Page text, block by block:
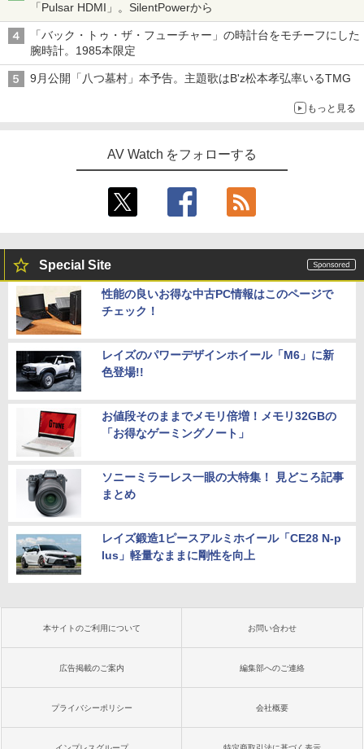
「Pulsar HDMI」。SilentPowerから
「バック・トゥ・ザ・フューチャー」の時計台をモチーフにした
腕時計。1985本限定
9月公開「八つ墓村」本予告。主題歌はB'z松本孝弘率いるTMG
もっと見る
AV Watch をフォローする
Special Site
性能の良いお得な中古PC情報はこのページで
チェック！
レイズのパワーデザインホイール「M6」に新
色登場!!
お値段そのままでメモリ倍増！メモリ32GBの
「お得なゲーミングノート」
ソニーミラーレス一眼の大特集！ 見どころ記事
まとめ
レイズ鍛造1ピースアルミホイール「CE28 N-p
lus」軽量なままに剛性を向上
本サイトのご利用について お問い合わせ
広告掲載のご案内 編集部へのご連絡
プライバシーポリシー 会社概要